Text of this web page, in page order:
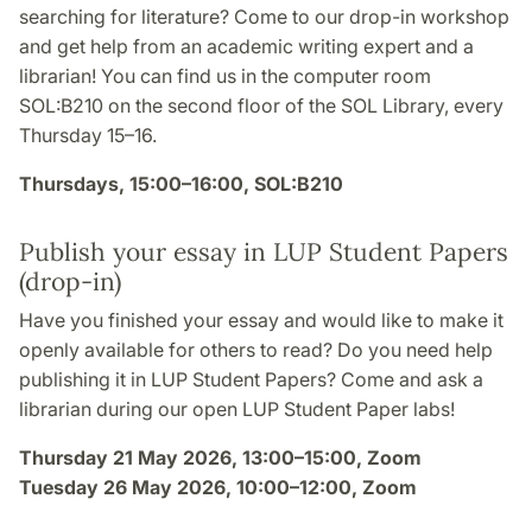
searching for literature? Come to our drop-in workshop
and get help from an academic writing expert and a
librarian! You can find us in the computer room
SOL:B210 on the second floor of the SOL Library, every
Thursday 15–16.
Thursdays, 15:00–16:00, SOL:B210
Publish your essay in LUP Student Papers
(drop-in)
Have you finished your essay and would like to make it
openly available for others to read? Do you need help
publishing it in LUP Student Papers? Come and ask a
librarian during our open LUP Student Paper labs!
Thursday 21 May 2026, 13:00–15:00, Zoom
Tuesday 26 May 2026, 10:00–12:00, Zoom